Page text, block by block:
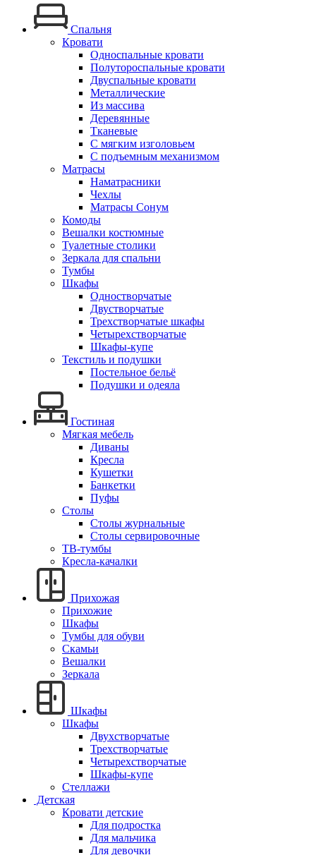
Спальня
Кровати
Односпальные кровати
Полутороспальные кровати
Двуспальные кровати
Металлические
Из массива
Деревянные
Тканевые
С мягким изголовьем
С подъемным механизмом
Матрасы
Наматрасники
Чехлы
Матрасы Сонум
Комоды
Вешалки костюмные
Туалетные столики
Зеркала для спальни
Тумбы
Шкафы
Одностворчатые
Двустворчатые
Трехстворчатые шкафы
Четырехстворчатые
Шкафы-купе
Текстиль и подушки
Постельное бельё
Подушки и одеяла
Гостиная
Мягкая мебель
Диваны
Кресла
Кушетки
Банкетки
Пуфы
Столы
Столы журнальные
Столы сервировочные
ТВ-тумбы
Кресла-качалки
Прихожая
Прихожие
Шкафы
Тумбы для обуви
Скамьи
Вешалки
Зеркала
Шкафы
Шкафы
Двухстворчатые
Трехстворчатые
Четырехстворчатые
Шкафы-купе
Стеллажи
Детская
Кровати детские
Для подростка
Для мальчика
Для девочки